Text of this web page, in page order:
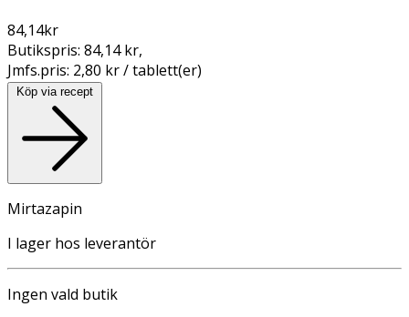
84,14kr
Butikspris: 84,14 kr,
Jmfs.pris: 2,80 kr / tablett(er)
Köp via recept
Mirtazapin
I lager hos leverantör
Ingen vald butik